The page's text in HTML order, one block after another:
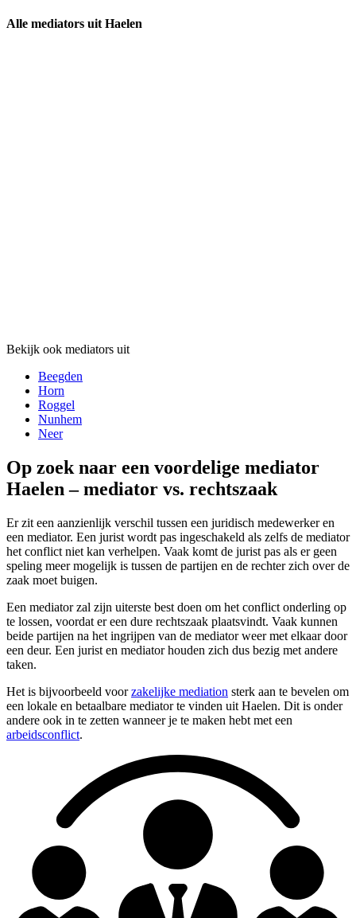
Alle mediators uit Haelen
Bekijk ook mediators uit
Beegden
Horn
Roggel
Nunhem
Neer
Op zoek naar een voordelige mediator
Haelen – mediator vs. rechtszaak
Er zit een aanzienlijk verschil tussen een juridisch medewerker en
een mediator. Een jurist wordt pas ingeschakeld als zelfs de mediator
het conflict niet kan verhelpen. Vaak komt de jurist pas als er geen
speling meer mogelijk is tussen de partijen en de rechter zich over de
zaak moet buigen.
Een mediator zal zijn uiterste best doen om het conflict onderling op
te lossen, voordat er een dure rechtszaak plaatsvindt. Vaak kunnen
beide partijen na het ingrijpen van de mediator weer met elkaar door
een deur. Een jurist en mediator houden zich dus bezig met andere
taken.
Het is bijvoorbeeld voorzakelijke mediation sterk aan te bevelen om
een lokale en betaalbare mediator te vinden uit Haelen. Dit is onder
andere ook in te zetten wanneer je te maken hebt met een
arbeidsconflict.